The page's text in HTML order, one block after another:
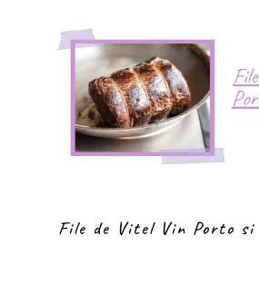
File de Vitel Vin Porto